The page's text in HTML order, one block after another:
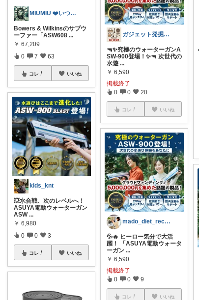
MIUMIU ❤️いつもありがとう🗽
Bowers & Wilkinsのサブウ
ーファー「ASW608 ...
￥ 67,209
0 7 63
コレ いいね
kids_knt
💥水合戦、次のレベルへ！
ASUYA電動ウォーターガン
ASW ...
￥ 6,980
0 0 3
コレ いいね
ガジェット発掘隊!見つけたら即コレ
🔫✨究極のウォーターガンA
SW-900登場！✨🔫 次世代の
水遊 ...
￥ 6,590
掲載終了
0 0 20
コレ いいね
mado_diet_recipe
💦🔥 ヒーロー気分で大活
躍！ 「ASUYA電動ウォータ
ーガン...
￥ 6,590
掲載終了
0 0 9
コレ いいね